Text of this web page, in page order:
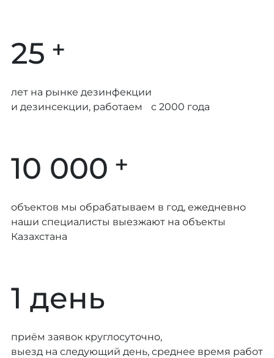
25 +
лет на рынке дезинфекции
и дезинсекции, работаем с 2000 года
10 000 +
объектов мы обрабатываем в год, ежедневно
наши специалисты выезжают на объекты
Казахстана
1 день
приём заявок круглосуточно,
выезд на следующий день, среднее время работ